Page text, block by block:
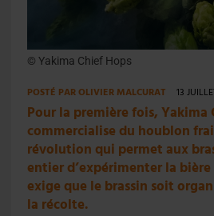
© Yakima Chief Hops
POSTÉ PAROLIVIER MALCURAT 13
Pour la première fois, Yakima
commercialise du houblon
révolution qui permet aux
entier d’expérimenter la
exige que le brassin soit
la récolte.